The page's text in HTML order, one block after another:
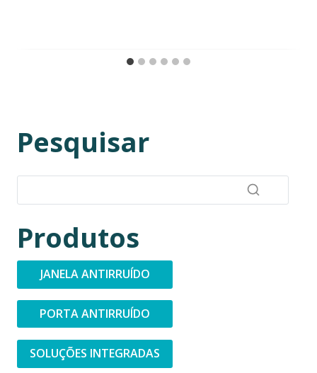
Pesquisar
Produtos
JANELA ANTIRRUÍDO
PORTA ANTIRRUÍDO
SOLUÇÕES INTEGRADAS